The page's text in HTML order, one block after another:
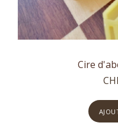
Cire